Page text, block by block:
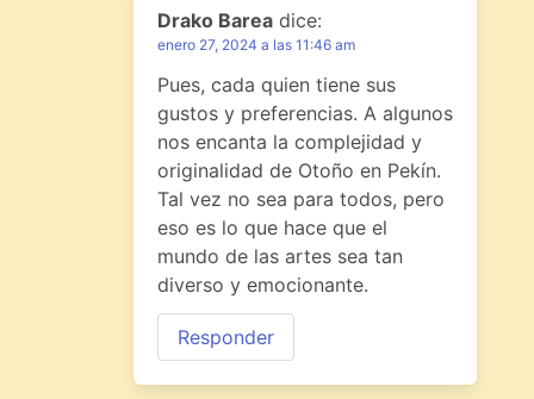
Drako Barea dice:
enero 27, 2024 a las 11:46 am
Pues, cada quien tiene sus
gustos y preferencias. A algunos
nos encanta la complejidad y
originalidad de Otoño en Pekín.
Tal vez no sea para todos, pero
eso es lo que hace que el
mundo de las artes sea tan
diverso y emocionante.
Responder